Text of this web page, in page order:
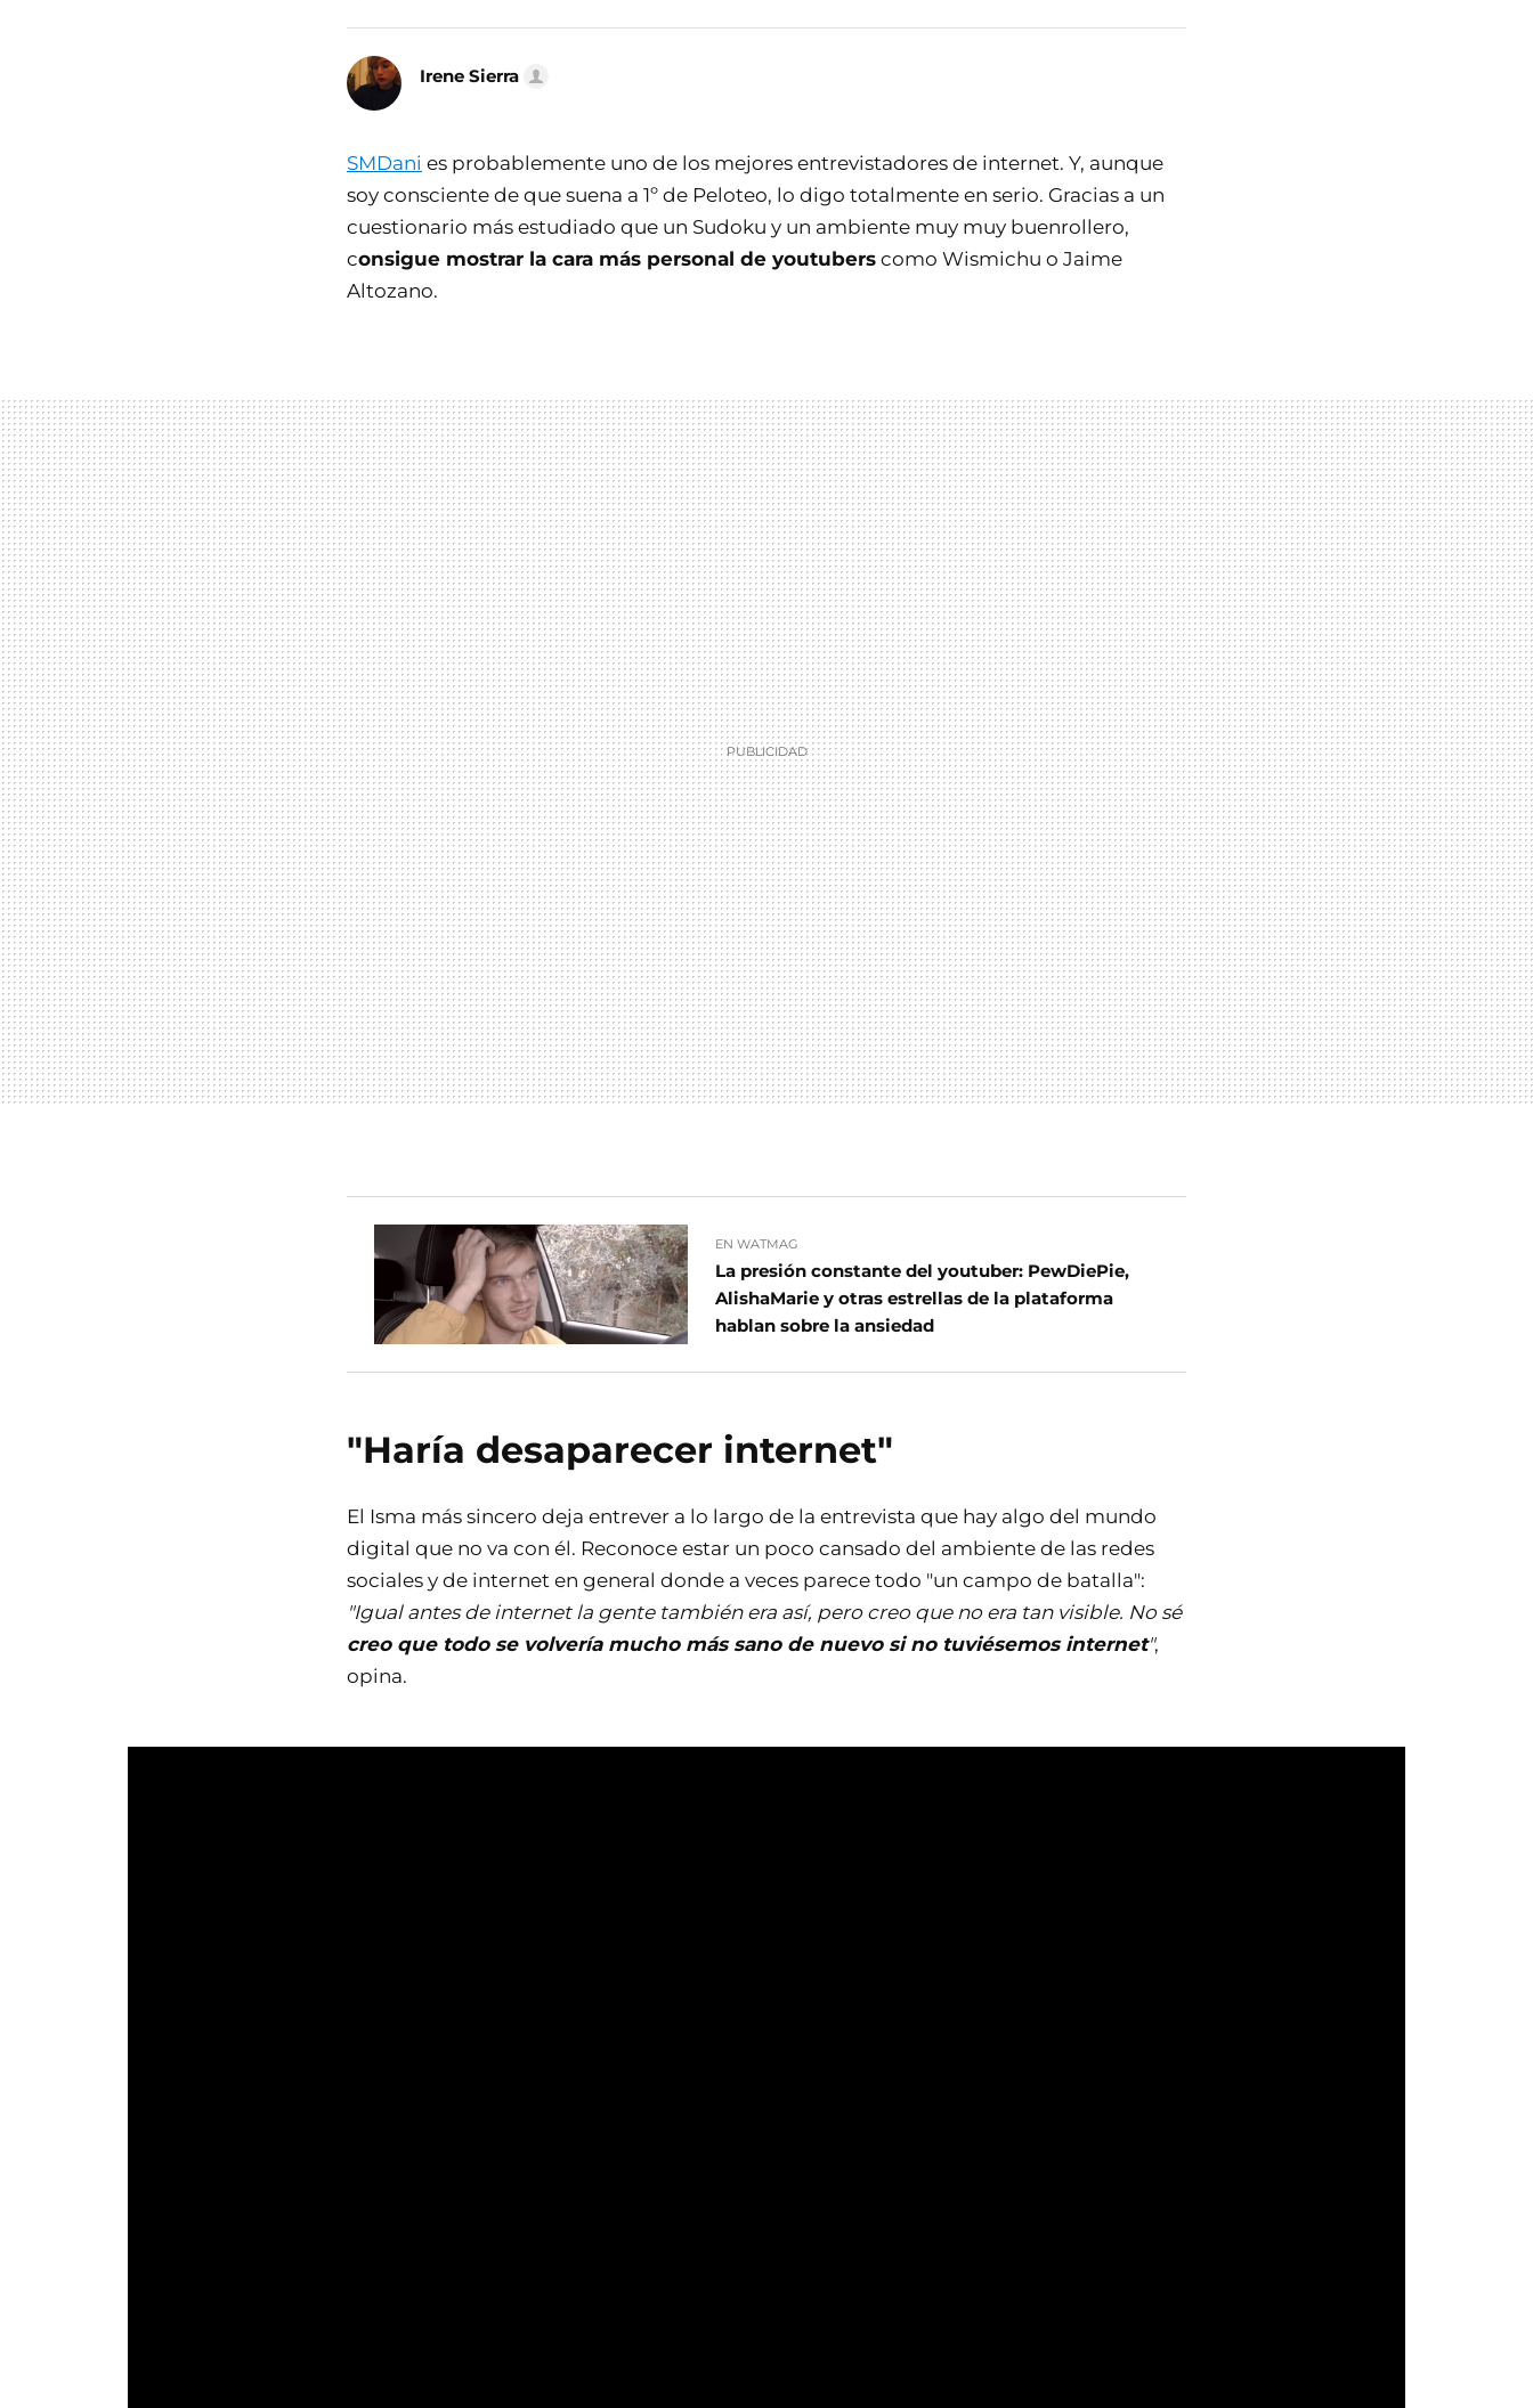
Irene Sierra
SMDani es probablemente uno de los mejores entrevistadores de internet. Y, aunque
soy consciente de que suena a 1º de Peloteo, lo digo totalmente en serio. Gracias a un
cuestionario más estudiado que un Sudoku y un ambiente muy muy buenrollero,
consigue mostrar la cara más personal de youtubers como Wismichu o Jaime
Altozano.
EN WATMAG
La presión constante del youtuber: PewDiePie,
AlishaMarie y otras estrellas de la plataforma
hablan sobre la ansiedad
"Haría desaparecer internet"
El Isma más sincero deja entrever a lo largo de la entrevista que hay algo del mundo
digital que no va con él. Reconoce estar un poco cansado del ambiente de las redes
sociales y de internet en general donde a veces parece todo "un campo de batalla":
"Igual antes de internet la gente también era así, pero creo que no era tan visible. No sé
creo que todo se volvería mucho más sano de nuevo si no tuviésemos internet",
opina.